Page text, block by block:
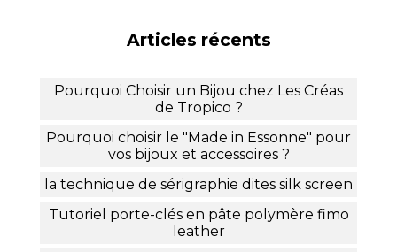
Articles récents
Pourquoi Choisir un Bijou chez Les Créas
de Tropico ?
Pourquoi choisir le "Made in Essonne" pour
vos bijoux et accessoires ?
la technique de sérigraphie dites silk screen
Tutoriel porte-clés en pâte polymère fimo
leather